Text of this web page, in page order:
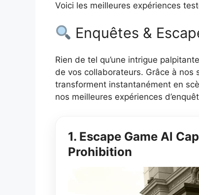
Voici les meilleures expériences
Enquêtes &
Rien de tel qu’une intrigue
de vos collaborateurs. Grâce à nos
transforment instantanément en
nos meilleures expériences
1. Escape Game Al
Prohibition